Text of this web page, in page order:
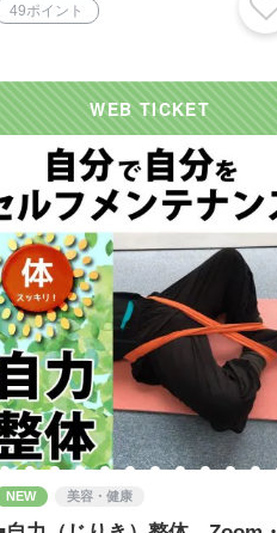
49ポイント
NEW 美容・健康